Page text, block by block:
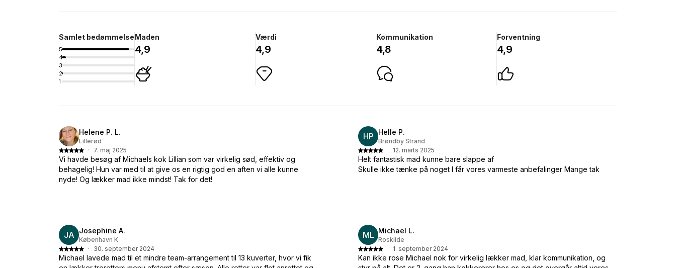
Samlet bedømmelse
5
4
3
2
1
Maden
4,9
Værdi
4,9
Kommunikation
4,8
Forventning
4,9
Helene P. L.
Lillerød
·
7. maj 2025
Vi havde besøg af Michaels kok Lillian som var virkelig sød, effektiv og
behagelig! Hun var med til at give os en rigtig god en aften vi alle kunne
nyde! Og lækker mad ikke mindst! Tak for det!
HP Helle P.
Brøndby Strand
·
12. marts 2025
Helt fantastisk mad kunne bare slappe af
Skulle ikke tænke på noget I får vores varmeste anbefalinger Mange tak
JA Josephine A.
København K
·
30. september 2024
Michael lavede mad til et mindre team-arrangement til 13 kuverter, hvor vi fik
ML Michael L.
Roskilde
·
1. september 2024
Kan ikke rose Michael nok for virkelig lækker mad, klar kommunikation, og